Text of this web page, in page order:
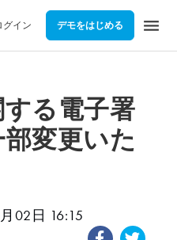
グイン デモをはじめる menu
る電子署
変更いた
02日 16:15